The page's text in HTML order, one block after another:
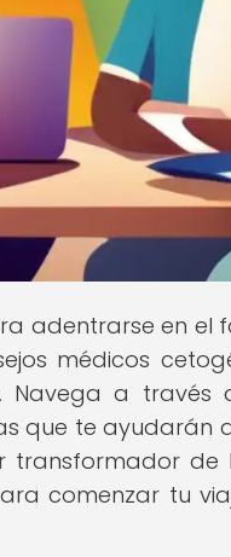
adentrarse en el
médicos
Navega a través
que te ayudarán
de
comenzar tu